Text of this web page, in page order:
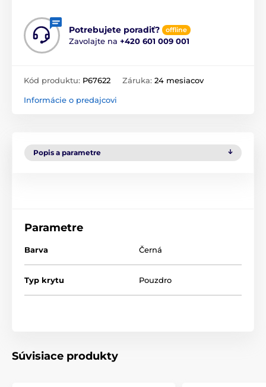
Potrebujete poradiť? offline
Zavolajte na +420 601 009 001
Kód produktu: P67622 Záruka: 24 mesiacov
Informácie o predajcovi
Popis a parametre
Parametre
Barva Černá
Typ krytu Pouzdro
Súvisiace produkty